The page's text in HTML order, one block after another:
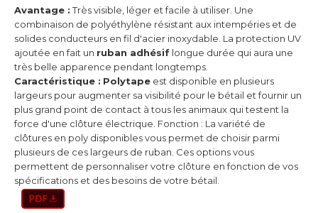
Avantage :Très visible, léger et facile à utiliser. Une
combinaison de polyéthylène résistant aux intempéries et de
solides conducteurs en fil d'acier inoxydable. La protection UV
ajoutée en fait un ruban adhésif longue durée qui aura une
très belle apparence pendant longtemps.
Caractéristique : Polytape est disponible en plusieurs
largeurs pour augmenter sa visibilité pour le bétail et fournir un
plus grand point de contact à tous les animaux qui testent la
force d'une clôture électrique. Fonction : La variété de
clôtures en poly disponibles vous permet de choisir parmi
plusieurs de ces largeurs de ruban. Ces options vous
permettent de personnaliser votre clôture en fonction de vos
spécifications et des besoins de votre bétail.